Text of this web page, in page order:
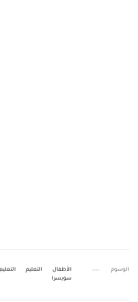
الوسوم الأطفال التعليم
سويسرا